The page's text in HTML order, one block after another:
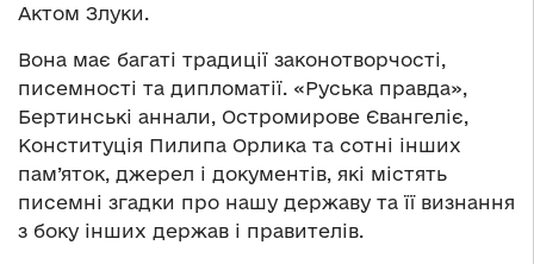
Актом Злуки.
Вона має багаті традиції законотворчості,
писемності та дипломатії. «Руська правда»,
Бертинські аннали, Остромирове Євангеліє,
Конституція Пилипа Орлика та сотні інших
пам’яток, джерел і документів, які містять
писемні згадки про нашу державу та її визнання
з боку інших держав і правителів.